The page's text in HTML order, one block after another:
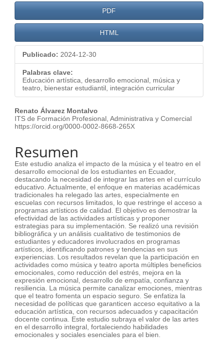
PDF
HTML
Publicado: 2024-12-30
Palabras clave:
Educación artística, desarrollo emocional, música y
teatro, bienestar estudiantil, integración curricular
Contenido
principal
del
artículo
Renato Álvarez Montalvo
ITS de Formación Profesional, Administrativa y Comercial
https://orcid.org/0000-0002-8668-265X
Resumen
Este estudio analiza el impacto de la música y el teatro en el
desarrollo emocional de los estudiantes en Ecuador,
destacando la necesidad de integrar las artes en el currículo
educativo. Actualmente, el enfoque en materias académicas
tradicionales ha relegado las artes, especialmente en
escuelas con recursos limitados, lo que restringe el acceso a
programas artísticos de calidad. El objetivo es demostrar la
efectividad de las actividades artísticas y proponer
estrategias para su implementación. Se realizó una revisión
bibliográfica y un análisis cualitativo de testimonios de
estudiantes y educadores involucrados en programas
artísticos, identificando patrones y tendencias en sus
experiencias. Los resultados revelan que la participación en
actividades como música y teatro aporta múltiples beneficios
emocionales, como reducción del estrés, mejora en la
expresión emocional, desarrollo de empatía, confianza y
resiliencia. La música permite canalizar emociones, mientras
que el teatro fomenta un espacio seguro. Se enfatiza la
necesidad de políticas que garanticen acceso equitativo a la
educación artística, con recursos adecuados y capacitación
docente continua. Este estudio subraya el valor de las artes
en el desarrollo integral, fortaleciendo habilidades
emocionales y sociales esenciales para el bien.